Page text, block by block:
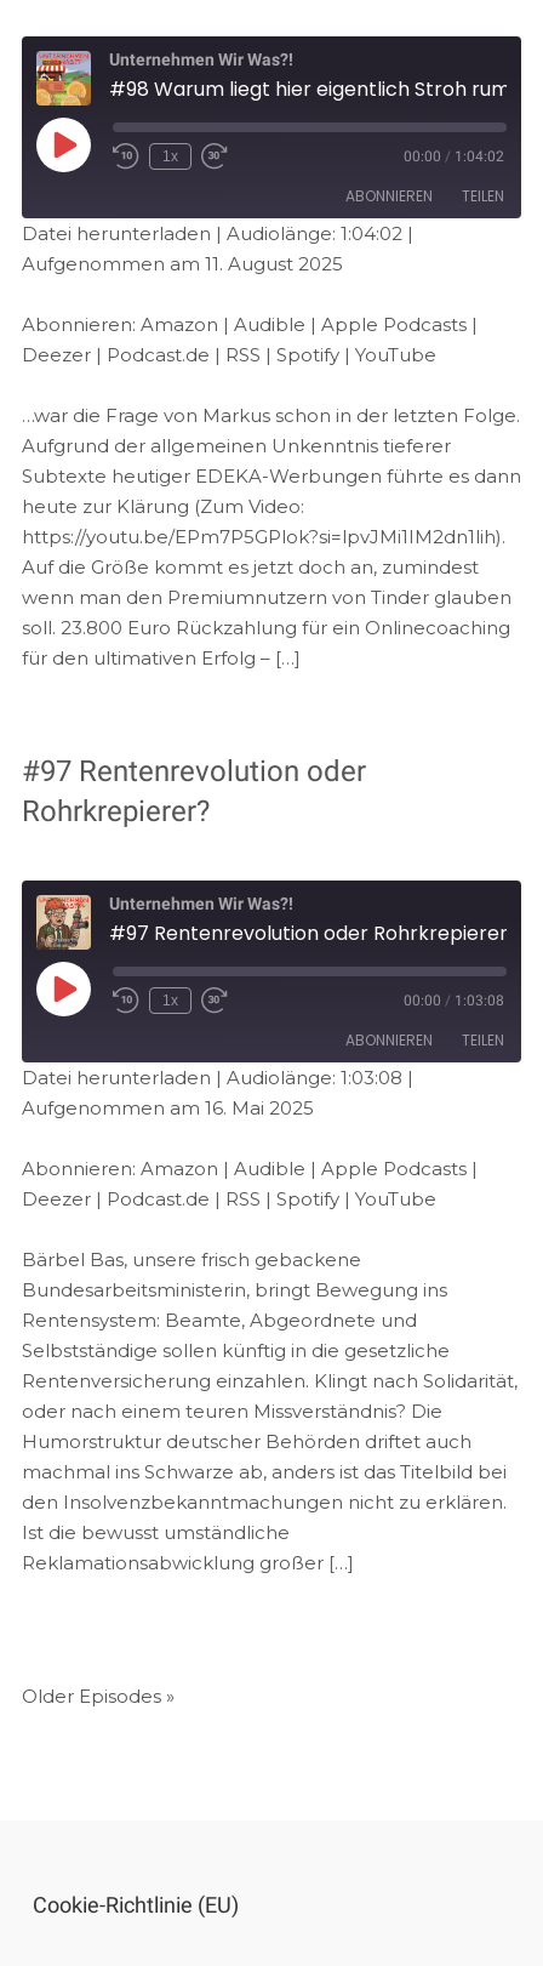
Unternehmen Wir Was?!
#98 Warum liegt hier eigentlich Stroh rum?
1x 00:00 / 1:04:02
ABONNIEREN TEILEN
Amazon Audible
RSS FEED
TEILEN
LINK
EMBED
Datei herunterladen | Audiolänge: 1:04:02|
Aufgenommen am 11. August 2025
Abonnieren: Amazon | Audible | Apple Podcasts|
Deezer| Podcast.de | RSS | Spotify| YouTube
…war die Frage von Markus schon in der letzten Folge.
Aufgrund der allgemeinen Unkenntnis tieferer
Subtexte heutiger EDEKA-Werbungen führte es dann
heute zur Klärung (Zum Video:
https://youtu.be/EPm7P5GPlok?si=lpvJMi1IM2dn1lih).
Auf die Größe kommt es jetzt doch an, zumindest
wenn man den Premiumnutzern von Tinder glauben
soll. 23.800 Euro Rückzahlung für ein Onlinecoaching
für den ultimativen Erfolg – […]
#97 Rentenrevolution oder
Rohrkrepierer?
Unternehmen Wir Was?!
#97 Rentenrevolution oder Rohrkrepierer?
1x 00:00 / 1:03:08
ABONNIEREN TEILEN
Amazon
RSS FEED
TEILEN
LINK
EMBED
Datei herunterladen | Audiolänge: 1:03:08 |
Aufgenommen am 16. Mai 2025
Abonnieren: Amazon | Audible | Apple Podcasts|
Deezer| Podcast.de | RSS | Spotify| YouTube
Bärbel Bas, unsere frisch gebackene
Bundesarbeitsministerin, bringt Bewegung ins
Rentensystem: Beamte, Abgeordnete und
Selbstständige sollen künftig in die gesetzliche
Rentenversicherung einzahlen. Klingt nach Solidarität,
oder nach einem teuren Missverständnis? Die
Humorstruktur deutscher Behörden driftet auch
machmal ins Schwarze ab, anders ist das Titelbild bei
den Insolvenzbekanntmachungen nicht zu erklären.
Ist die bewusst umständliche
Reklamationsabwicklung großer […]
Older Episodes »
Cookie-Richtlinie (EU)